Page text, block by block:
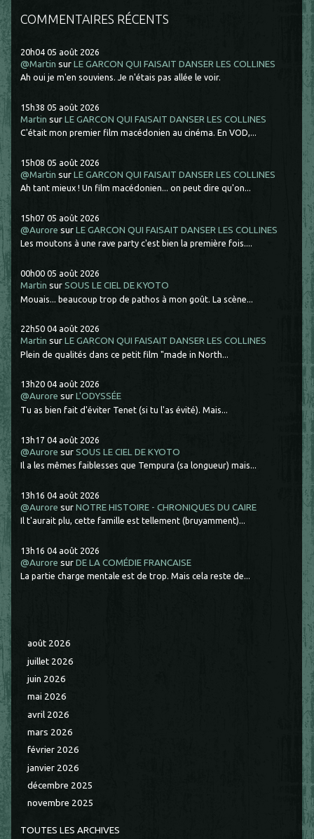
COMMENTAIRES RÉCENTS
20h04 05 août 2026
@Martin surLE GARCON QUI FAISAIT DANSER LES COLLINES
Ah oui je m'en souviens. Je n'étais pas allée le voir.
15h38 05 août 2026
Martin surLE GARCON QUI FAISAIT DANSER LES COLLINES
C'était mon premier film macédonien au cinéma. En VOD,...
15h08 05 août 2026
@Martin surLE GARCON QUI FAISAIT DANSER LES COLLINES
Ah tant mieux ! Un film macédonien... on peut dire qu'on...
15h07 05 août 2026
@Aurore surLE GARCON QUI FAISAIT DANSER LES COLLINES
Les moutons à une rave party c'est bien la première fois....
00h00 05 août 2026
Martin surSOUS LE CIEL DE KYOTO
Mouais... beaucoup trop de pathos à mon goût. La scène...
22h50 04 août 2026
Martin surLE GARCON QUI FAISAIT DANSER LES COLLINES
Plein de qualités dans ce petit film "made in North...
13h20 04 août 2026
@Aurore surL'ODYSSÉE
Tu as bien fait d'éviter Tenet (si tu l'as évité). Mais...
13h17 04 août 2026
@Aurore surSOUS LE CIEL DE KYOTO
Il a les mêmes faiblesses que Tempura (sa longueur) mais...
13h16 04 août 2026
@Aurore surNOTRE HISTOIRE - CHRONIQUES DU CAIRE
Il t'aurait plu, cette famille est tellement (bruyamment)...
13h16 04 août 2026
@Aurore surDE LA COMÉDIE FRANCAISE
La partie charge mentale est de trop. Mais cela reste de...
août 2026
juillet 2026
juin 2026
mai 2026
avril 2026
mars 2026
février 2026
janvier 2026
décembre 2025
novembre 2025
TOUTES LES ARCHIVES